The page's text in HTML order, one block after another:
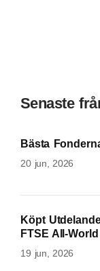
Senaste
Bästa
20 jun, 2026
Köpt
FTSE All-
19 jun, 2026